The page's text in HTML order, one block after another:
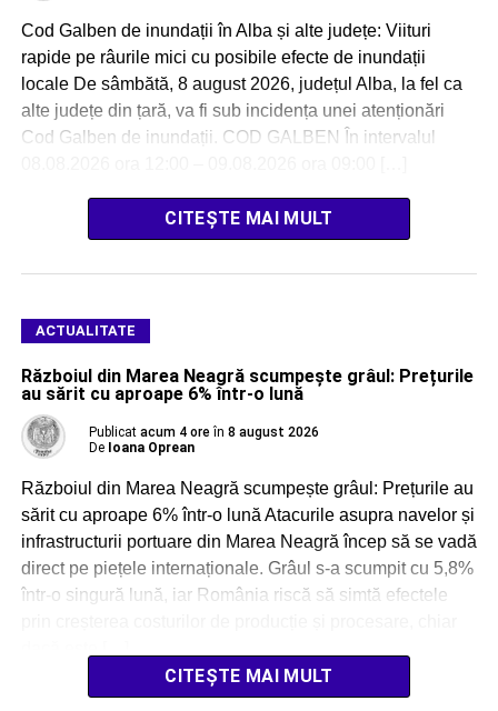
Cod Galben de inundații în Alba și alte județe: Viituri
rapide pe râurile mici cu posibile efecte de inundații
locale De sâmbătă, 8 august 2026, județul Alba, la fel ca
alte județe din țară, va fi sub incidența unei atenționări
Cod Galben de inundații. COD GALBEN În intervalul
CITEȘTE MAI MULT
ACTUALITATE
Războiul din Marea Neagră scumpește grâul: Prețurile
au sărit cu aproape 6% într-o lună
Publicat acum 4 ore în 8 august 2026
De Ioana Oprean
Războiul din Marea Neagră scumpește grâul: Prețurile au
sărit cu aproape 6% într-o lună Atacurile asupra navelor și
infrastructurii portuare din Marea Neagră încep să se vadă
direct pe piețele internaționale. Grâul s-a scumpit cu 5,8%
într-o singură lună, iar România riscă să simtă efectele
CITEȘTE MAI MULT